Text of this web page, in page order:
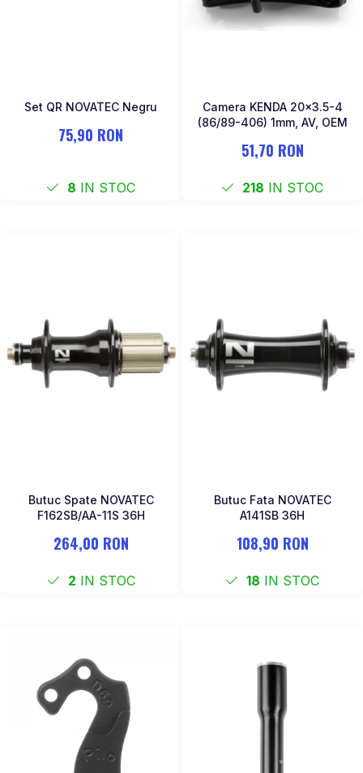
MANETE SCHIMBATOR
MONOBLOC
Set QR NOVATEC Negru
75,90 RON
8 IN STOC
Camera KENDA 20x3.5-4
(86/89-406) 1mm, AV, OEM
51,70 RON
218 IN STOC
Butuc Spate NOVATEC
F162SB/AA-11S 36H
264,00 RON
2 IN STOC
Butuc Fata NOVATEC
A141SB 36H
108,90 RON
18 IN STOC